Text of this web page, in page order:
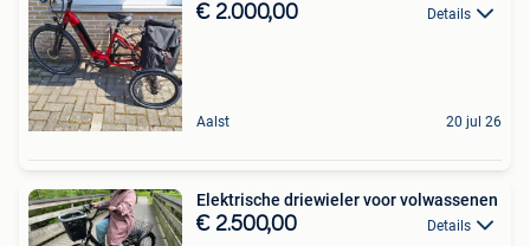
€ 2.000,00 Details
Aalst 20 jul 26
Elektrische driewieler voor volwassenen
€ 2.500,00 Details